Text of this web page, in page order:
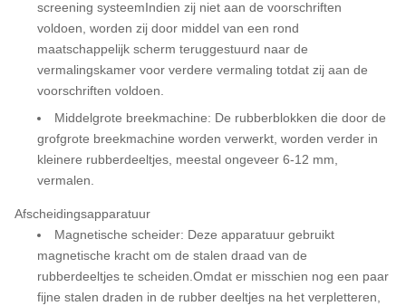
screening systeemIndien zij niet aan de voorschriften
voldoen, worden zij door middel van een rond
maatschappelijk scherm teruggestuurd naar de
vermalingskamer voor verdere vermaling totdat zij aan de
voorschriften voldoen.
Middelgrote breekmachine: De rubberblokken die door de
grofgrote breekmachine worden verwerkt, worden verder in
kleinere rubberdeeltjes, meestal ongeveer 6-12 mm,
vermalen.
Afscheidingsapparatuur
Magnetische scheider: Deze apparatuur gebruikt
magnetische kracht om de stalen draad van de
rubberdeeltjes te scheiden.Omdat er misschien nog een paar
fijne stalen draden in de rubber deeltjes na het verpletteren,